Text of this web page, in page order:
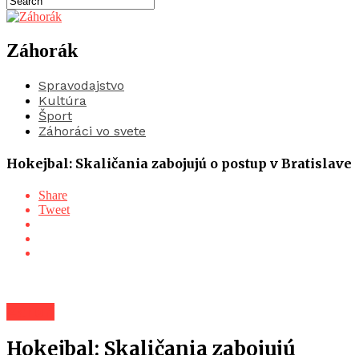
Záhorák
Spravodajstvo
Kultúra
Šport
Záhoráci vo svete
Hokejbal: Skaličania zabojujú o postup v Bratislave
Share
Tweet
Hokejbal: Skaličania zabojujú